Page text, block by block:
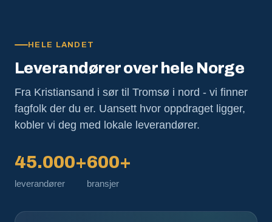
HELE LANDET
Leverandører over hele Norge
Fra Kristiansand i sør til Tromsø i nord - vi finner
fagfolk der du er. Uansett hvor oppdraget ligger,
kobler vi deg med lokale leverandører.
45.000+
leverandører
600+
bransjer